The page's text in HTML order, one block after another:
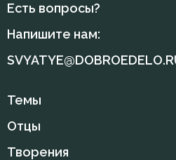
Есть вопросы?
Напишите нам:
Темы
Отцы
Творения